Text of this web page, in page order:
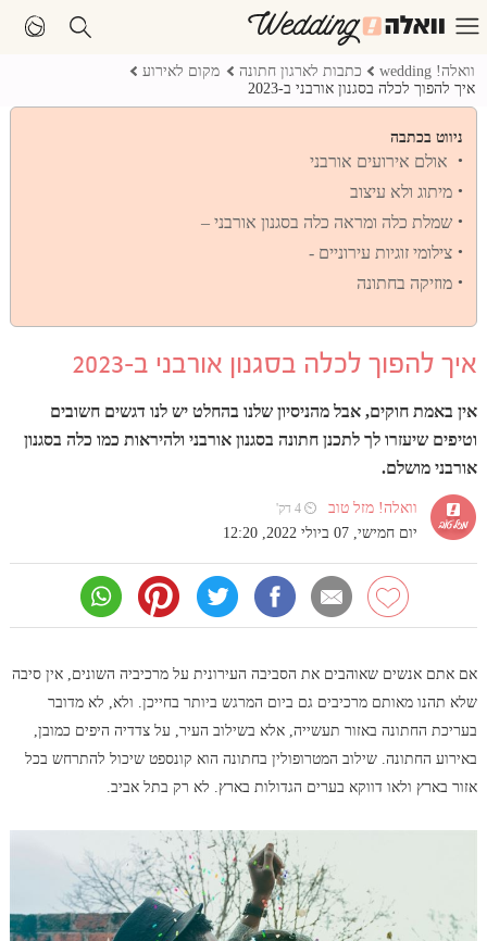
וואלה! wedding כתבות לארגון חתונה
מקום לאירוע
איך להפוך לכלה בסגנון אורבני ב-2023
ניווט בכתבה
אולם אירועים אורבני
מיתוג ולא עיצוב
שמלת כלה ומראה כלה בסגנון אורבני –
צילומי זוגיות עירוניים -
מוזיקה בחתונה
איך להפוך לכלה בסגנון אורבני ב-2023
אין באמת חוקים, אבל מהניסיון שלנו בהחלט יש לנו דגשים חשובים
וטיפים שיעזרו לך לתכנן חתונה בסגנון אורבני ולהיראות כמו כלה בסגנון
אורבני מושלם.
וואלה! מזל טוב ⏲ 4 דק'
יום חמישי, 07 ביולי 2022, 12:20
אם אתם אנשים שאוהבים את הסביבה העירונית על מרכיביה השונים, אין סיבה
שלא תהנו מאותם מרכיבים גם ביום המרגש ביותר בחייכן. ולא, לא מדובר
בעריכת החתונה באזור תעשייה, אלא בשילוב העיר, על צדדיה היפים כמובן,
באירוע החתונה. שילוב המטרופולין בחתונה הוא קונספט שיכול להתרחש בכל
אזור בארץ ולאו דווקא בערים הגדולות בארץ. לא רק בתל אביב.